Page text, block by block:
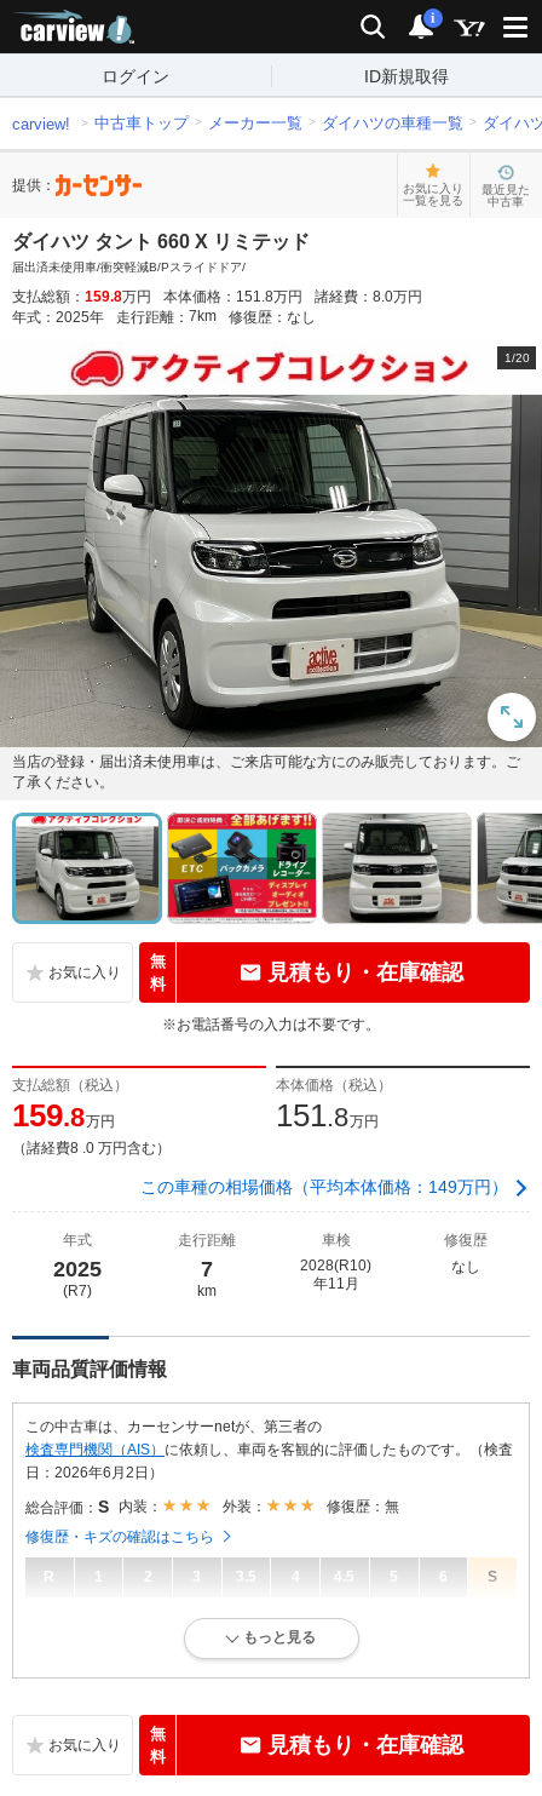
検索 通知
i
ログイン ID新規取得
carview! 中古車トップ メーカー一覧 ダイハツの車種一覧 ダイハ
提供：
お気に入り
一覧を見る
最近見た
中古車
ダイハツ タント 660 X リミテッド
届出済未使用車/衝突軽減B/Pスライドドア/
支払総額： 159.8万円 本体価格： 151.8万円 諸経費： 8.0万円
年式： 2025年 走行距離： 7 km 修復歴： なし
1/20
当店の登録・届出済未使用車は、ご来店可能な方にのみ販売しております。ご
了承ください。
無
料
見積もり・在庫確認
※お電話番号の入力は不要です。
支払総額（税込）
159.8万円
（諸経費8 .0 万円含む）
本体価格（税込）
151.8万円
この車種の相場価格（平均本体価格：149万円）
年式
2025
(R7)
走行距離
7
km
車検
2028(R10)
年11月
修復歴
なし
車両品質評価情報
この中古車は、カーセンサーnetが、第三者の
検査専門機関（AIS） に依頼し、車両を客観的に評価したものです。（検査
日：2026年6月2日）
総合評価： S 内装： 外装：
修復歴：無
修復歴・キズの確認はこちら
R 1 2 3 3.5 4 4.5 5 6 S
新車登録後12ヶ月未満、走行距離1万km以下で、内外装にダメージがな
無キズ、もしくは傷みや汚れなどがほぼない、とても綺麗な状態です。
もっと見る
無
料
見積もり・在庫確認